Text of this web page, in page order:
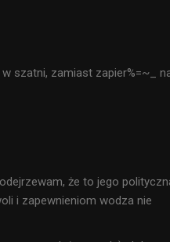
szatni, zamiast zapier%=~_
że to jego
i zapewnieniom wodza nie